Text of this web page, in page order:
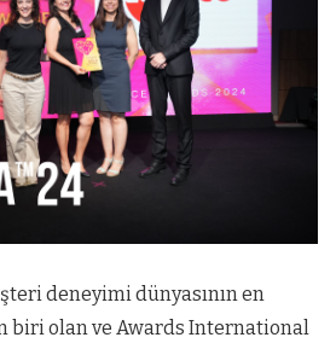
deneyimi dünyasının en
olan ve Awards International